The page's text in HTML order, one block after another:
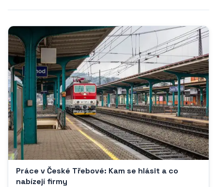
Práce v České Třebové: Kam se hlásit a co
nabízejí firmy